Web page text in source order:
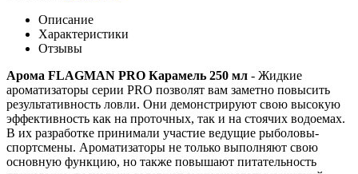
Описание
Характеристики
Отзывы
Арома FLAGMAN PRO Карамель 250 мл - Жидкие
ароматизаторы серии PRO позволят вам заметно повысить
результативность ловли. Они демонстрируют свою высокую
эффективность как на проточных, так и на стоячих водоемах.
В их разработке принимали участие ведущие рыболовы-
спортсмены. Ароматизаторы не только выполняют свою
основную функцию, но также повышают питательность